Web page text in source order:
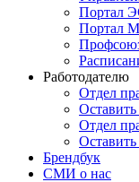
Портал
Портал
Работодателю
Отдел
Оставить
Отдел
Оставить
Брендбук
СМИ о нас